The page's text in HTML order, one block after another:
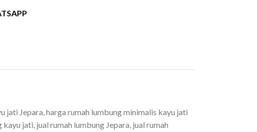
jati Jepara,harga rumah lumbung minimalis kayu jati
kayu jati, jual rumah lumbung Jepara, jual rumah